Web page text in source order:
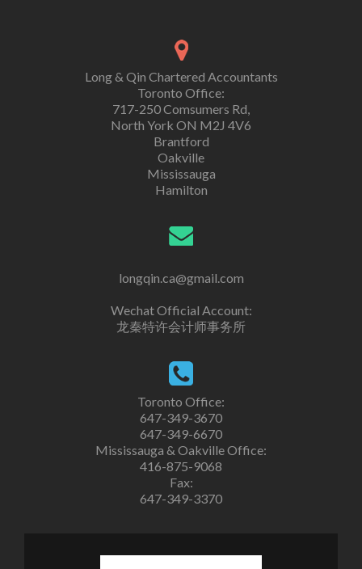
Long & Qin Chartered Accountants
Toronto Office:
717-250 Comsumers Rd,
North York ON M2J 4V6
Brantford
Oakville
Mississauga
Hamilton
longqin.ca@gmail.com
Wechat Official Account:
龙秦特许会计师事务所
Toronto Office:
647-349-3670
647-349-6670
Mississauga & Oakville Office:
416-875-9068
Fax:
647-349-3370